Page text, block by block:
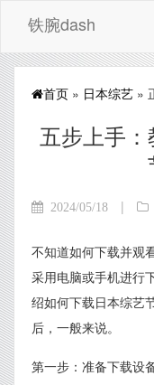
铁腕dash
首页 » 日本综艺 »
五步上手
2024/05/18 |
不知道如何下载并观
采用电脑或手机进行
绍如何下载日本综艺
后，一般来说。
第一步：准备下载设